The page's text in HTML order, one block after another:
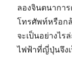
ลองจินตนากา
โทรศัพท์หรือก
จะเป็นอย่างไร
ไฟฟ้าที่ญี่ปุ่นจึง